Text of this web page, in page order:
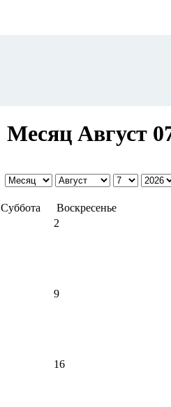
Месяц Август
Суббота
Воскресенье
2
9
16